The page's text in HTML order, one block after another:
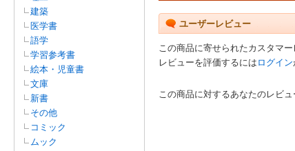
建築
医学書
語学
学習参考書
絵本・児童書
文庫
新書
その他
コミック
ムック
ユーザーレビュー
この商品に寄せられたカスタマ
レビューを評価するには ログイン
この商品に対するあなたのレビ